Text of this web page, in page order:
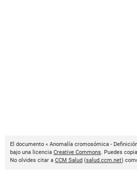
El documento « Anomalía cromosómica -
bajo una licencia Creative Commons. Puedes
No olvides citar a CCM Salud (salud.ccm.net)